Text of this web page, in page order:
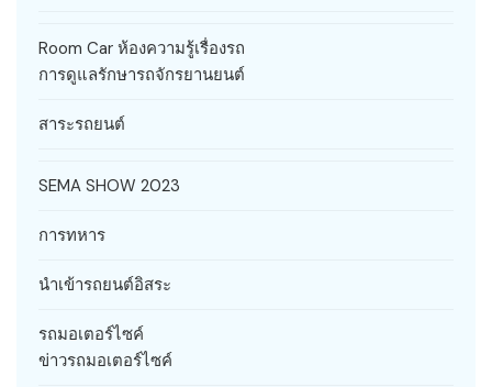
Room Car ห้องความรู้เรื่องรถ
การดูแลรักษารถจักรยานยนต์
สาระรถยนต์
SEMA SHOW 2023
การทหาร
นำเข้ารถยนต์อิสระ
รถมอเตอร์ไซค์
ข่าวรถมอเตอร์ไซค์